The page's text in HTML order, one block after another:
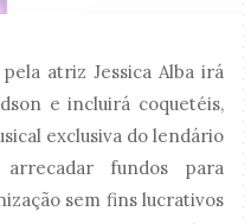
atriz Jessica Alba irá
e incluirá coquetéis,
exclusiva do lendário
fundos para
sem fins lucrativos